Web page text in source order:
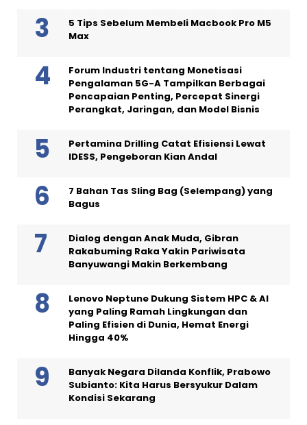
5 Tips Sebelum Membeli Macbook Pro M5
Max
Forum Industri tentang Monetisasi
Pengalaman 5G-A Tampilkan Berbagai
Pencapaian Penting, Percepat Sinergi
Perangkat, Jaringan, dan Model Bisnis
Pertamina Drilling Catat Efisiensi Lewat
IDESS, Pengeboran Kian Andal
7 Bahan Tas Sling Bag (Selempang) yang
Bagus
Dialog dengan Anak Muda, Gibran
Rakabuming Raka Yakin Pariwisata
Banyuwangi Makin Berkembang
Lenovo Neptune Dukung Sistem HPC & AI
yang Paling Ramah Lingkungan dan
Paling Efisien di Dunia, Hemat Energi
Hingga 40%
Banyak Negara Dilanda Konflik, Prabowo
Subianto: Kita Harus Bersyukur Dalam
Kondisi Sekarang